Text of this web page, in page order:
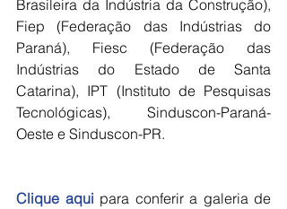
Brasileira da Indústria da Construção),
Fiep (Federação das Indústrias do
Paraná), Fiesc (Federação das
Indústrias do Estado de Santa
Catarina), IPT (Instituto de Pesquisas
Tecnológicas), Sinduscon-Paraná-
Oeste e Sinduscon-PR.
Clique aqui para conferir a galeria de